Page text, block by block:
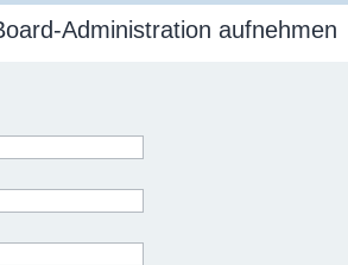
c
Administration aufnehmen